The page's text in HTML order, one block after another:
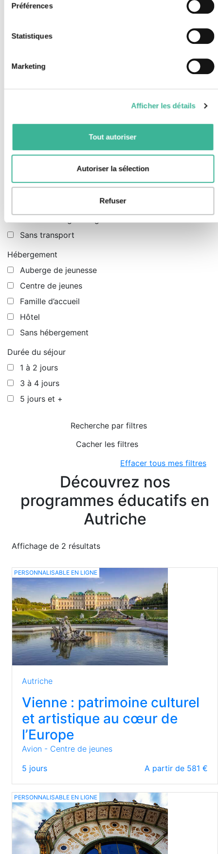
Préférences
Statistiques
Marketing
Afficher les détails
Tout autoriser
Autoriser la sélection
Refuser
Séjours d'intégration
Histoire
i
Sciences & technologie
i
Transport
Train
Sans transport
Hébergement
Auberge de jeunesse
Centre de jeunes
Famille d’accueil
Hôtel
Sans hébergement
Durée du séjour
1 à 2 jours
3 à 4 jours
5 jours et +
Recherche par filtres
Cacher les filtres
Effacer tous mes filtres
Découvrez nos
programmes éducatifs en
Autriche
Affichage de 2 résultats
PERSONNALISABLE EN LIGNE
Autriche
Vienne : patrimoine culturel
et artistique au cœur de
l’Europe
Avion - Centre de jeunes
5 jours A partir de 581 €
PERSONNALISABLE EN LIGNE